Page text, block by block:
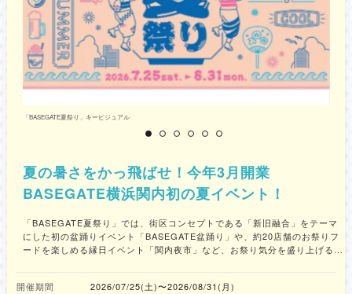
「BASEGATE夏祭り」キービジュアル
夏の暑さをかっ飛ばせ！今年3月開業
BASEGATE横浜関内初の夏イベント！
「BASEGATE夏祭り」では、街区コンセプトである「新旧融合」をテーマ
にした初の盆踊りイベント「BASEGATE盆踊り」や、約20店舗のお祭りフ
ードを楽しめる縁日イベント「関内夜市」など、お祭り気分を盛り上げる多
ア2026」などの屋内コンテンツのほか、「冷やしバンカン（ベトナムの麺
開催期間 2026/07/25(土)〜2026/08/31(月)